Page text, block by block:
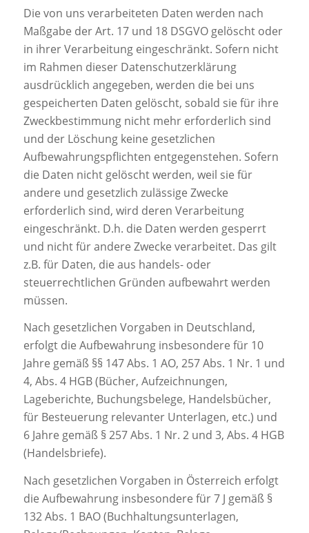
Die von uns verarbeiteten Daten werden nach
Maßgabe der Art. 17 und 18 DSGVO gelöscht oder
in ihrer Verarbeitung eingeschränkt. Sofern nicht
im Rahmen dieser Datenschutzerklärung
ausdrücklich angegeben, werden die bei uns
gespeicherten Daten gelöscht, sobald sie für ihre
Zweckbestimmung nicht mehr erforderlich sind
und der Löschung keine gesetzlichen
Aufbewahrungspflichten entgegenstehen. Sofern
die Daten nicht gelöscht werden, weil sie für
andere und gesetzlich zulässige Zwecke
erforderlich sind, wird deren Verarbeitung
eingeschränkt. D.h. die Daten werden gesperrt
und nicht für andere Zwecke verarbeitet. Das gilt
z.B. für Daten, die aus handels- oder
steuerrechtlichen Gründen aufbewahrt werden
müssen.
Nach gesetzlichen Vorgaben in Deutschland,
erfolgt die Aufbewahrung insbesondere für 10
Jahre gemäß §§ 147 Abs. 1 AO, 257 Abs. 1 Nr. 1 und
4, Abs. 4 HGB (Bücher, Aufzeichnungen,
Lageberichte, Buchungsbelege, Handelsbücher,
für Besteuerung relevanter Unterlagen, etc.) und
6 Jahre gemäß § 257 Abs. 1 Nr. 2 und 3, Abs. 4 HGB
(Handelsbriefe).
Nach gesetzlichen Vorgaben in Österreich erfolgt
die Aufbewahrung insbesondere für 7 J gemäß §
132 Abs. 1 BAO (Buchhaltungsunterlagen,